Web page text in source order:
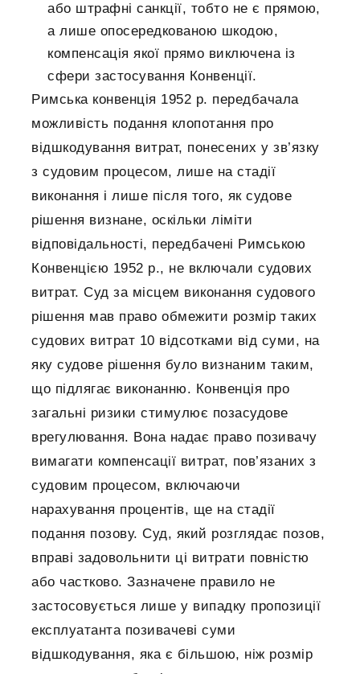
або штрафні санкції, тобто не є прямою,
а лише опосередкованою шкодою,
компенсація якої прямо виключена із
сфери застосування Конвенції.
Римська конвенція 1952 р. передбачала
можливість подання клопотання про
відшкодування витрат, понесених у зв’язку
з судовим процесом, лише на стадії
виконання і лише після того, як судове
рішення визнане, оскільки ліміти
відповідальності, передбачені Римською
Конвенцією 1952 р., не включали судових
витрат. Суд за місцем виконання судового
рішення мав право обмежити розмір таких
судових витрат 10 відсотками від суми, на
яку судове рішення було визнаним таким,
що підлягає виконанню. Конвенція про
загальні ризики стимулює позасудове
врегулювання. Вона надає право позивачу
вимагати компенсації витрат, пов’язаних з
судовим процесом, включаючи
нарахування процентів, ще на стадії
подання позову. Суд, який розглядає позов,
вправі задовольнити ці витрати повністю
або частково. Зазначене правило не
застосовується лише у випадку пропозиції
експлуатанта позивачеві суми
відшкодування, яка є більшою, ніж розмір